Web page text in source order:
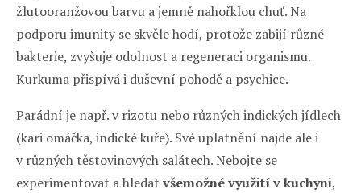
žlutooranžovou barvu a jemně nahořklou chuť. Na
podporu imunity se skvěle hodí, protože zabijí různé
bakterie, zvyšuje odolnost a regeneraci organismu.
Kurkuma přispívá i duševní pohodě a psychice.
Parádní je např. v rizotu nebo různých indických jídlech
(kari omáčka, indické kuře). Své uplatnění najde ale i
v různých těstovinových salátech. Nebojte se
experimentovat a hledat všemožné využití v kuchyni,